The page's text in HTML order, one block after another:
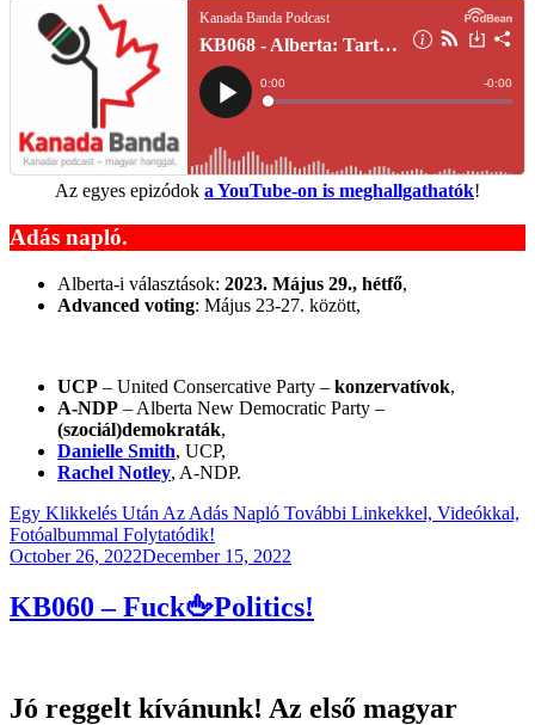
Az egyes epizódok a YouTube-on is meghallgathatók!
Adás napló.
Alberta-i választások: 2023. Május 29., hétfő,
Advanced voting: Május 23-27. között,
UCP – United Consercative Party – konzervatívok,
A-NDP – Alberta New Democratic Party –
(szociál)demokraták,
Danielle Smith, UCP,
Rachel Notley, A-NDP.
Egy Klikkelés Után Az Adás Napló További Linkekkel, Videókkal,
Fotóalbummal Folytatódik!
Posted
October 26, 2022December 15, 2022
KB060 – Fuck🖕Politics!
Jó reggelt kívánunk! Az első magyar